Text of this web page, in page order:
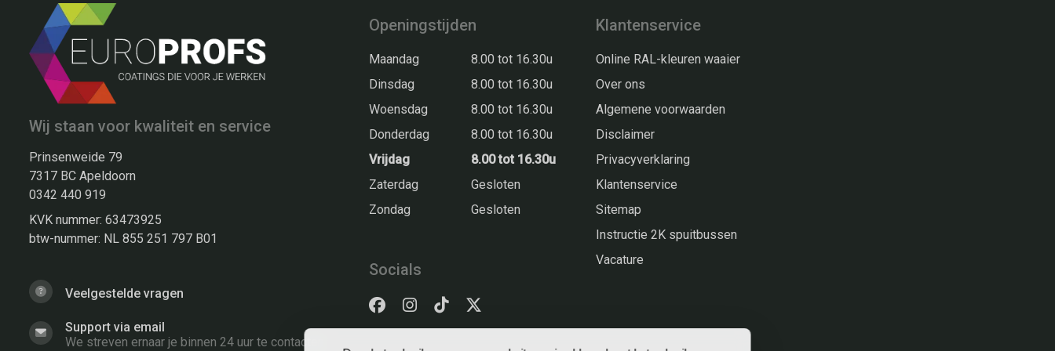
Wij staan voor kwaliteit en service
Prinsenweide 79
7317 BC Apeldoorn
0342 440 919
KVK nummer: 63473925
btw-nummer: NL 855 251 797 B01
Veelgestelde vragen
Support via email
We streven ernaar je binnen 24 uur te contacten.
Openingstijden
Maandag
8.00 tot 16.30u
Dinsdag
8.00 tot 16.30u
Woensdag
8.00 tot 16.30u
Donderdag
8.00 tot 16.30u
Vrijdag
8.00 tot 16.30u
Zaterdag
Gesloten
Zondag
Gesloten
Socials
Klantenservice
Online RAL-kleuren waaier
Over ons
Algemene voorwaarden
Disclaimer
Privacyverklaring
Klantenservice
Sitemap
Instructie 2K spuitbussen
Vacature